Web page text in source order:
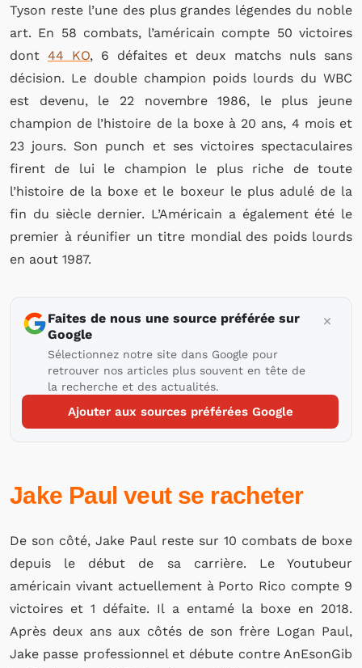
Tyson reste l’une des plus grandes légendes du noble
art. En 58 combats, l’américain compte 50 victoires
dont 44 KO, 6 défaites et deux matchs nuls sans
décision. Le double champion poids lourds du WBC
est devenu, le 22 novembre 1986, le plus jeune
champion de l’histoire de la boxe à 20 ans, 4 mois et
23 jours. Son punch et ses victoires spectaculaires
firent de lui le champion le plus riche de toute
l’histoire de la boxe et le boxeur le plus adulé de la
fin du siècle dernier. L’Américain a également été le
premier à réunifier un titre mondial des poids lourds
en aout 1987.
Faites de nous une source préférée sur
Google
Sélectionnez notre site dans Google pour
retrouver nos articles plus souvent en tête de
la recherche et des actualités.
Ajouter aux sources préférées Google
Jake Paul veut se racheter
De son côté, Jake Paul reste sur 10 combats de boxe
depuis le début de sa carrière. Le Youtubeur
américain vivant actuellement à Porto Rico compte 9
victoires et 1 défaite. Il a entamé la boxe en 2018.
Après deux ans aux côtés de son frère Logan Paul,
Jake passe professionnel et débute contre AnEsonGib